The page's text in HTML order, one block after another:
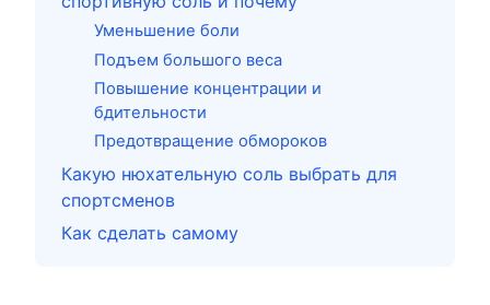
Уменьшение боли
Подъем большого веса
Повышение концентрации и
бдительности
Предотвращение обмороков
Какую нюхательную соль выбрать для
спортсменов
Как сделать самому